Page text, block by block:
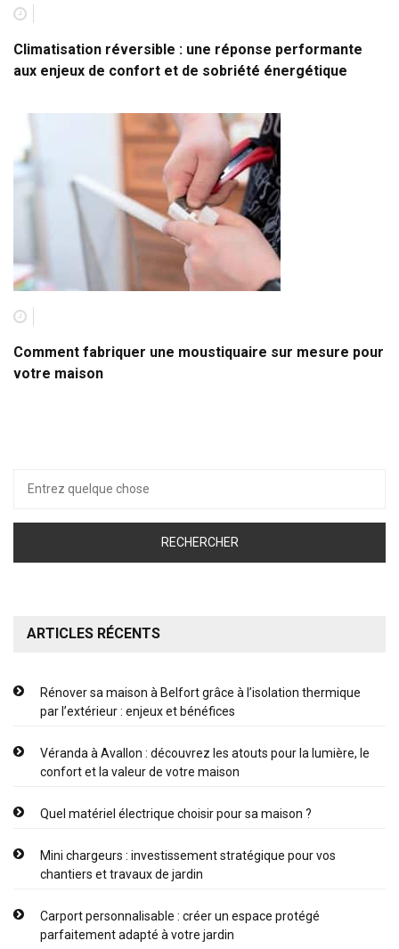
Climatisation réversible : une réponse performante
aux enjeux de confort et de sobriété énergétique
Comment fabriquer une moustiquaire sur mesure pour
votre maison
pour :
ARTICLES RÉCENTS
Rénover sa maison à Belfort grâce à l’isolation thermique
par l’extérieur : enjeux et bénéfices
Véranda à Avallon : découvrez les atouts pour la lumière, le
confort et la valeur de votre maison
Quel matériel électrique choisir pour sa maison ?
Mini chargeurs : investissement stratégique pour vos
chantiers et travaux de jardin
Carport personnalisable : créer un espace protégé
parfaitement adapté à votre jardin